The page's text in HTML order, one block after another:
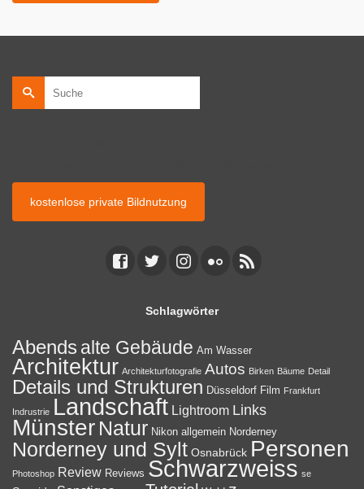
nach:
kostenlose private Bildnutzung
Schlagwörter
Abends alte Gebäude Am Wasser
Architektur Architekturfotografie Autos Birken Bäume Detail
Details und Strukturen Düsseldorf Film Frankfurt
Indrustrie Landschaft Lightroom Links
Münster Natur Nikon allgemein Norderney
Norderney und Sylt Osnabrück Personen
Photoshop Review Reviews Schwarzweiss se